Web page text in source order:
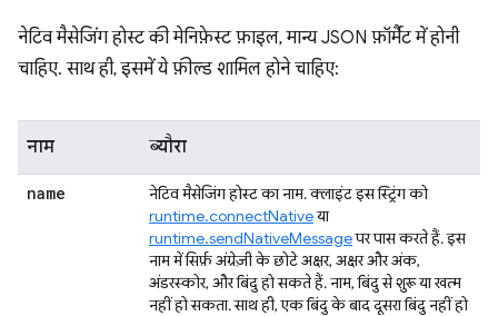
नेटिव मैसेजिंग होस्ट की मेनिफ़ेस्ट फ़ाइल, मान्य JSON फ़ॉर्मैट में होनी
चाहिए. साथ ही, इसमें ये फ़ील्ड शामिल होने चाहिए:
नाम ब्यौरा
name
नेटिव मैसेजिंग होस्ट का नाम. क्लाइंट इस स्ट्रिंग को
runtime.connectNativeया
runtime.sendNativeMessageपर पास करते हैं. इस
नाम में सिर्फ़ अंग्रेज़ी के छोटे अक्षर, अक्षर और अंक,
अंडरस्कोर, और बिंदु हो सकते हैं. नाम, बिंदु से शुरू या खत्म
नहीं हो सकता. साथ ही, एक बिंदु के बाद दूसरा बिंदु नहीं हो